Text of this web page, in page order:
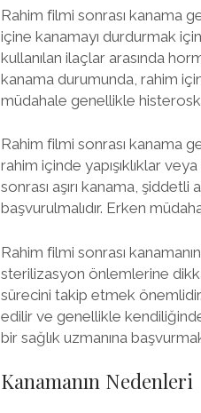
Rahim filmi sonrası kanama
içine kanamayı durdurmak
kullanılan ilaçlar arasında
kanama durumunda, rahim
müdahale genellikle
Rahim filmi sonrası kanama
rahim içinde yapışıklıklar
sonrası aşırı kanama,
başvurulmalıdır. Erken
Rahim filmi sonrası
sterilizasyon önlemlerine
sürecini takip etmek
edilir ve genellikle
bir sağlık uzmanına
Kanamanın Nedenleri